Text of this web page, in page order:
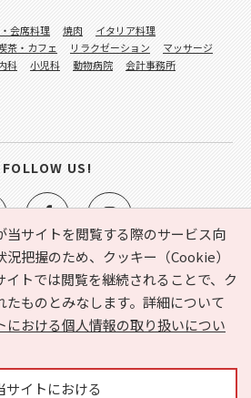
当サイトを閲覧する際のサービス向
況把握のため、クッキー（Cookie）
トでは閲覧を継続されることで、ク
たものとみなします。詳細について
における個人情報の取り扱いについ
サイトにおける
とは？ お気に入り
ヘルプ
の取り扱いについて
運営会社
広告掲載に関するお問い合わせ
会席料理 焼肉
イタリア料理
茶・カフェ リラクゼーション
マッサージ
科 小児科 動物病院
会計事務所
FOLLOW US!